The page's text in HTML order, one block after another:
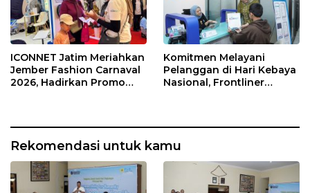
ICONNET Jatim Meriahkan
Jember Fashion Carnaval
2026, Hadirkan Promo
Komitmen Melayani
Pelanggan di Hari Kebaya
Nasional, Frontliner
Rekomendasi untuk kamu